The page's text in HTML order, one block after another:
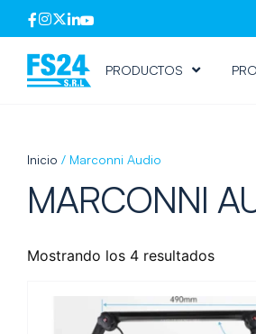
PRODUCTOS
Inicio / Marconni Audio
MARCONNI
Mostrando los 4 resultados